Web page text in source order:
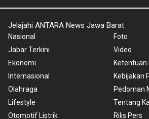
Jelajahi ANTARA News Jawa Barat
Nasional
Jabar Terkini
Ekonomi
Internasional
Olahraga
Lifestyle
Otomotif Listrik
Foto
Video
Ketentuan
Kebijakan
Pedoman
Tentang
Rilis Pers